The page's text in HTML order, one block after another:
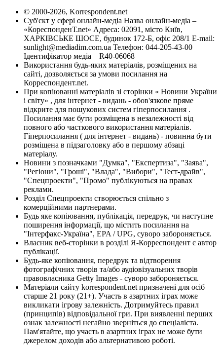
© 2000-2026, Korrespondent.net
Суб'єкт у сфері онлайн-медіа Назва онлайн-медіа –
«КореспонденТ.net» Адреса: 02091, місто Київ,
ХАРКІВСЬКЕ ШОСЕ, будинок 172-Б, офіс 208/1 E-mail:
sunlight@mediadim.com.ua Телефон: 044-205-43-00
Ідентифікатор медіа – R40-06068
Використання будь-яких матеріалів, розміщених на
сайті, дозволяється за умови посилання на
Корреспондент.net.
При копіюванні матеріалів зі сторінки « Новини України
і світу» , для інтернет - видань - обов'язкове пряме
відкрите для пошукових систем гіперпосилання .
Посилання має бути розміщена в незалежності від
повного або часткового використання матеріалів.
Гіперпосилання ( для інтернет - видань) - повинна бути
розміщена в підзаголовку або в першому абзаці
матеріалу.
Новини з позначками "Думка", "Експертиза", "Заява",
"Регіони", "Гроші", "Влада", "Вибори", "Тест-драйв",
"Спецпроекти", "Промо" публікуються на правах
реклами.
Розділ Спецпроекти створюється спільно з
комерційними партнерами.
Будь яке копіювання, публікація, передрук, чи наступне
поширення інформації, що містить посилання на
"Інтерфакс-Україна", EPA / UPG, суворо забороняється.
Власник веб-сторінки в розділі Я-Корреспондент є автор
публікації.
Будь-яке копіювання, передрук та відтворення
фотографічних творів та/або аудіовізуальних творів
правовласника Getty Images - суворо забороняється.
Матеріали сайту korrespondent.net призначені для осіб
старше 21 року (21+). Участь в азартних іграх може
викликати ігрову залежність. Дотримуйтесь правил
(принципів) відповідальної гри. При виявленні перших
ознак залежності негайно зверніться до спеціаліста.
Пам'ятайте, що участь в азартних іграх не може бути
джерелом доходів або альтернативою роботі.